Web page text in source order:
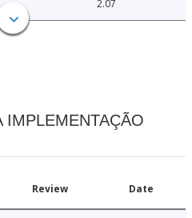
2.07
IMPLEMENTAÇÃO
Review Date